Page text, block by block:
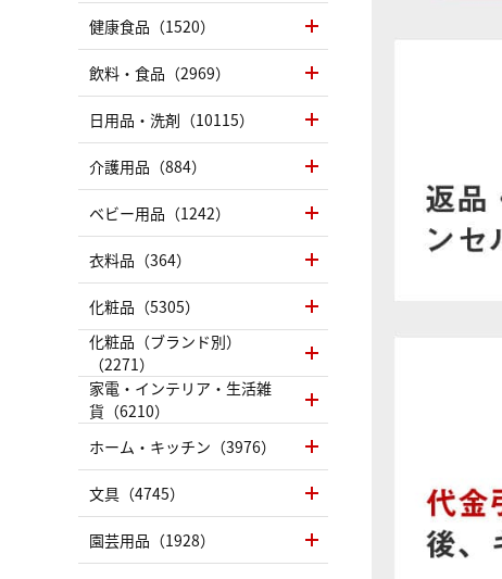
健康食品（1520）
飲料・食品（2969）
日用品・洗剤（10115）
介護用品（884）
ベビー用品（1242）
衣料品（364）
化粧品（5305）
化粧品（ブランド別）
（2271）
家電・インテリア・生活雑
貨（6210）
ホーム・キッチン（3976）
文具（4745）
園芸用品（1928）